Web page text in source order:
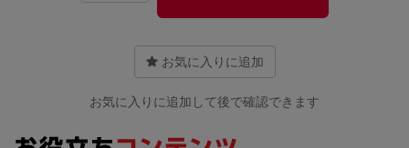
お気に入りに追加
お気に入りに追加して後で確認できます